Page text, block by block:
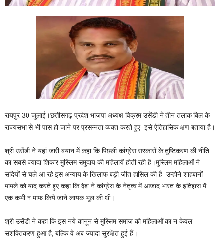
रायपुर 30 जुलाई।छत्तीसगढ़ प्रदेश भाजपा अध्यक्ष विक्रम उसेंडी ने तीन तलाक बिल के
राज्यसभा से भी पास हो जाने पर प्रसन्नता व्यक्त करते हुए इसे ऐतिहासिक क्षण बताया है।
श्री उसेंडी ने यहां जारी बयान में कहा कि पिछली कांग्रेस सरकारों के तुष्टिकरण की नीति
का सबसे ज्यादा शिकार मुस्लिम समुदाय की महिलायें होती रही है।मुस्लिम महिलाओं ने
सदियों से चले आ रहे इस अन्याय के खिलाफ बड़ी जीत हासिल की है।उन्होने शाहबानों
मामले को याद करते हुए कहा कि देश ने कांग्रेस के नेतृत्व में आजाद भारत के इतिहास में
एक कभी न माफ किये जाने लायक भूल की थी।
श्री उसेंडी ने कहा कि इस नये कानून से मुस्लिम समाज की महिलाओं का न केवल
सशक्तिकरण हुआ है, बल्कि वे अब ज्यादा सुरक्षित हुई हैं।